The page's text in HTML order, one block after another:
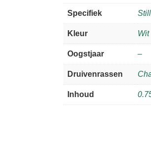
delle
Venezie
aantal
Specifiek
Kleur Wit
Oogstjaar –
Druivenrassen
Inhoud